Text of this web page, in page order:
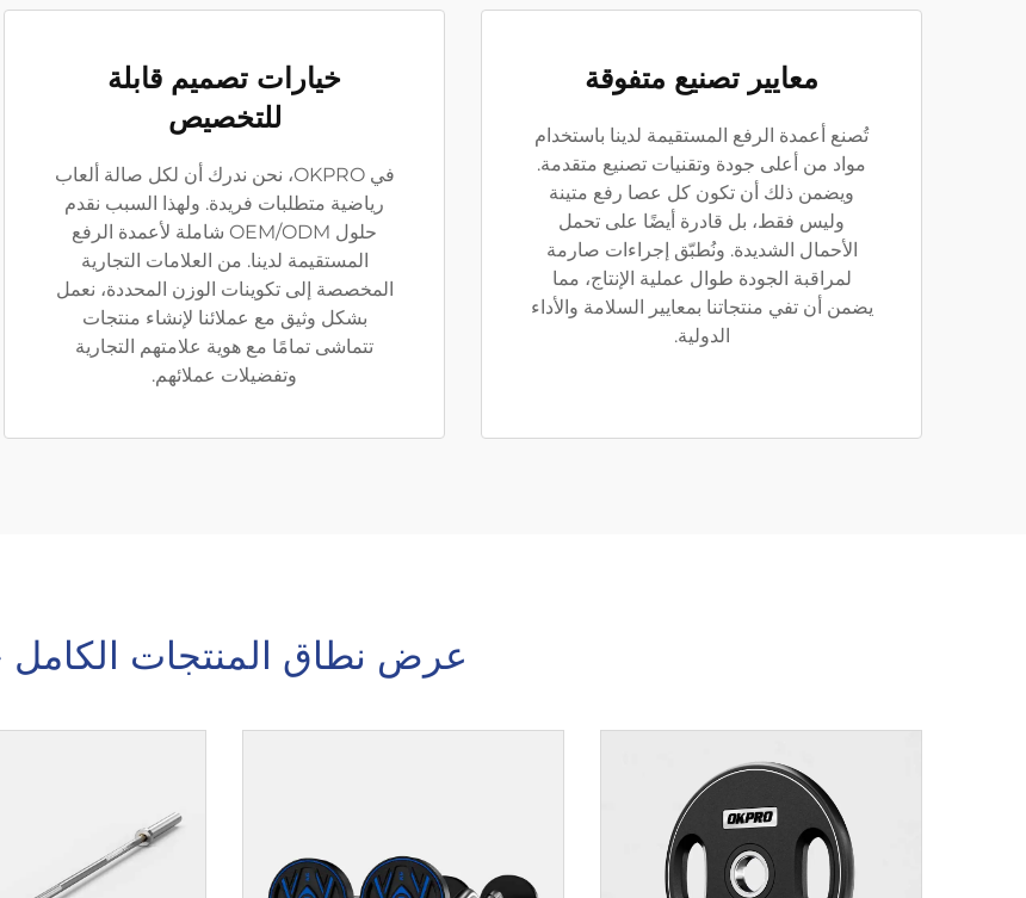
معايير تصنيع متفوقة
تُصنع أعمدة الرفع المستقيمة لدينا باستخدام
مواد من أعلى جودة وتقنيات تصنيع متقدمة.
ويضمن ذلك أن تكون كل عصا رفع متينة
وليس فقط، بل قادرة أيضًا على تحمل
الأحمال الشديدة. ونُطبّق إجراءات صارمة
لمراقبة الجودة طوال عملية الإنتاج، مما
يضمن أن تفي منتجاتنا بمعايير السلامة والأداء
الدولية.
خيارات تصميم قابلة
للتخصيص
في OKPRO، نحن ندرك أن لكل صالة ألعاب
رياضية متطلبات فريدة. ولهذا السبب نقدم
حلول OEM/ODM شاملة لأعمدة الرفع
المستقيمة لدينا. من العلامات التجارية
المخصصة إلى تكوينات الوزن المحددة، نعمل
بشكل وثيق مع عملائنا لإنشاء منتجات
تتماشى تمامًا مع هوية علامتهم التجارية
وتفضيلات عملائهم.
عرض نطاق المنتجات الكامل